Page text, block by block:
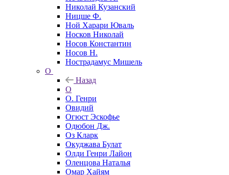
Николай Кузанский
Ницше Ф.
Ной Харари Юваль
Носков Николай
Носов Константин
Носов Н.
Нострадамус Мишель
О
Назад
О
О. Генри
Овидий
Огюст Эскофье
Одюбон Дж.
Оз Кларк
Окуджава Булат
Олди Генри Лайон
Оленцова Наталья
Омар Хайям